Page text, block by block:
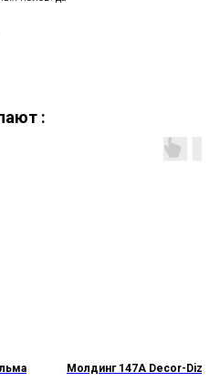
:
Молдинг 147А Decor-Dizayn